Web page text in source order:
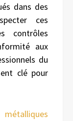
dans des
ces
contrôles
aux
du
clé pour